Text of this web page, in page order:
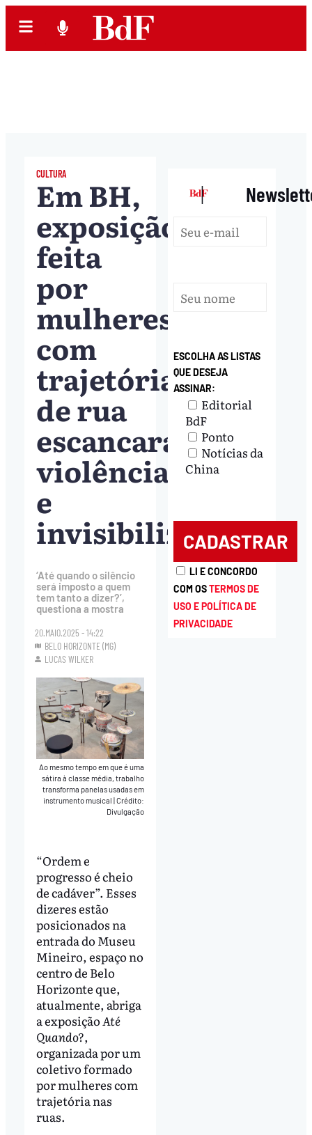
CULTURA
Em BH,
exposição
feita
por
mulheres
com
trajetória
de rua
escancara
violência
e
invisibilização
‘Até quando o silêncio
será imposto a quem
tem tanto a dizer?’,
questiona a mostra
20.MAIO.2025 - 14:22
BELO HORIZONTE (MG)
LUCAS WILKER
Ao mesmo tempo em que é uma
sátira à classe média, trabalho
transforma panelas usadas em
instrumento musical|Crédito:
Divulgação
“Ordem e
progresso é cheio
de cadáver”. Esses
dizeres estão
posicionados na
entrada do Museu
Mineiro, espaço no
centro de Belo
Horizonte que,
atualmente, abriga
a exposiçãoAté
Quando?,
organizada por um
coletivo formado
por mulheres com
trajetória nas
ruas.
|
ESCOLHA AS LISTAS
QUE DESEJA
ASSINAR:
Editorial
BdF
Ponto
Notícias da
China
LI E CONCORDO
COM OSTERMOS DE
USO E POLÍTICA DE
PRIVACIDADE